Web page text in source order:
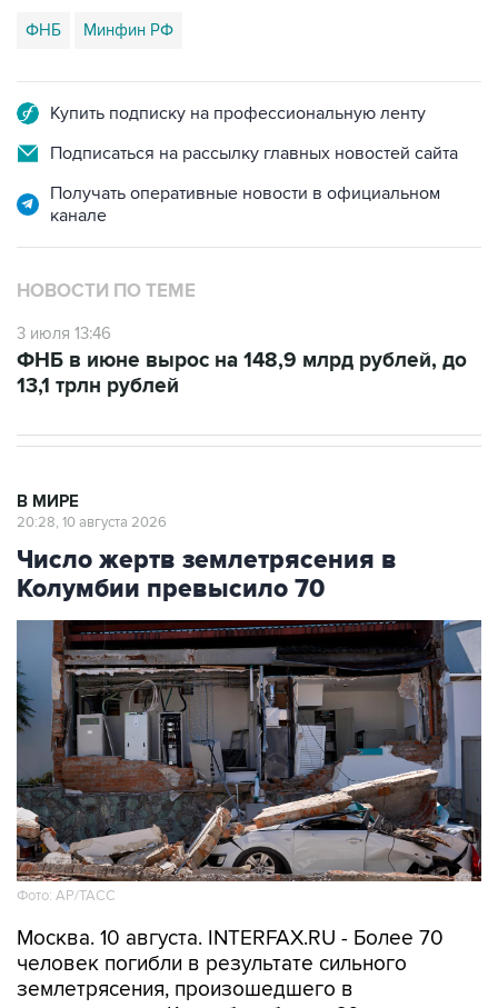
ФНБ Минфин РФ
Купить подписку на профессиональную ленту
Подписаться на рассылку главных новостей сайта
Получать оперативные новости в официальном
канале
НОВОСТИ ПО ТЕМЕ
3 июля 13:46
ФНБ в июне вырос на 148,9 млрд рублей, до
13,1 трлн рублей
В МИРЕ
20:28, 10 августа 2026
Число жертв землетрясения в
Колумбии превысило 70
Фото: АР/ТАСС
Москва. 10 августа. INTERFAX.RU - Более 70
человек погибли в результате сильного
землетрясения, произошедшего в